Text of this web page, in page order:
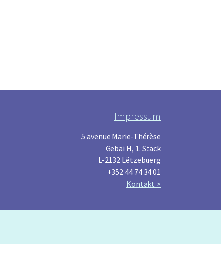
Impressum
5 avenue Marie-Thérèse
Gebai H, 1. Stack
L-2132 Lëtzebuerg
+352 44 74 34 01
Kontakt >